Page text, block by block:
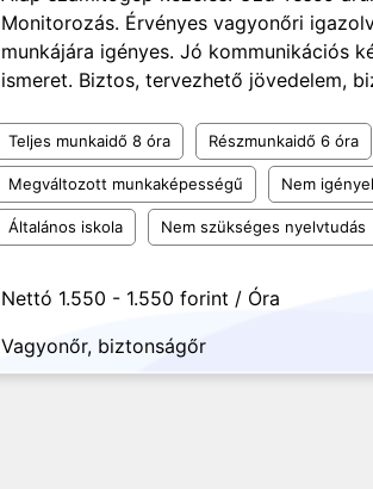
Monitorozás. Érvényes vagyonőri
munkájára igényes. Jó kommunikációs
ismeret. Biztos, tervezhető jövedelem,
Teljes munkaidő 8 óra Részmunkaidő 6 óra
Megváltozott munkaképességű Nem
Általános iskola Nem szükséges nyelvtudás
Nettó 1.550 - 1.550 forint / Óra
Vagyonőr, biztonságőr